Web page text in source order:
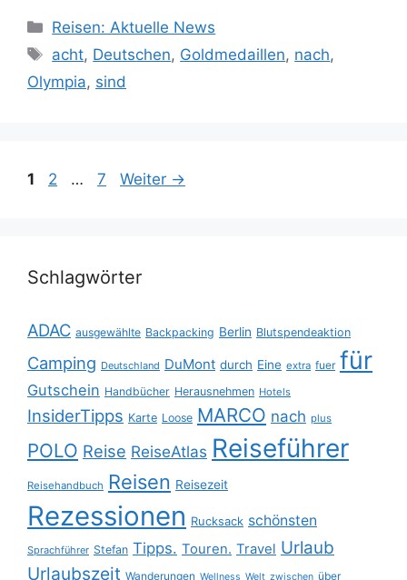
Kategorien
Reisen: Aktuelle News
Schlagwörter
acht, Deutschen, Goldmedaillen, nach,
Olympia, sind
Seite
1 Seite
2 … Seite
7 Weiter →
Schlagwörter
ADAC ausgewählte Backpacking Berlin Blutspendeaktion
Camping Deutschland DuMont durch Eine extra fuer für
Gutschein Handbücher Herausnehmen Hotels
InsiderTipps Karte Loose MARCO nach plus
POLO Reise ReiseAtlas Reiseführer
Reisehandbuch Reisen Reisezeit
Rezessionen Rucksack schönsten
Sprachführer Stefan Tipps. Touren. Travel Urlaub
Urlaubszeit Wanderungen Wellness Welt zwischen über